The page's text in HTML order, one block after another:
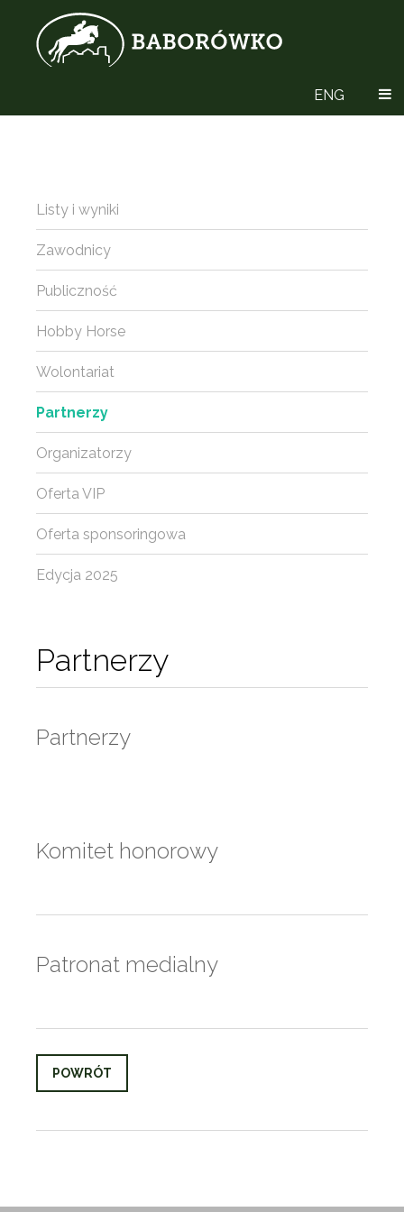
ENG
Partnerzy
Partnerzy
Komitet honorowy
Patronat medialny
POWRÓT
Listy i wyniki
Zawodnicy
Publiczność
Hobby Horse
Wolontariat
Partnerzy
Organizatorzy
Oferta VIP
Oferta sponsoringowa
Edycja 2025